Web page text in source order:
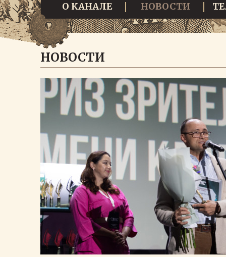
О КАНАЛЕ НОВОСТИ
НОВОСТИ